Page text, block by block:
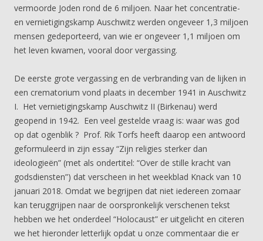
vermoorde Joden rond de 6 miljoen. Naar het concentratie-
en vernietigingskamp Auschwitz werden ongeveer 1,3 miljoen
mensen gedeporteerd, van wie er ongeveer 1,1 miljoen om
het leven kwamen, vooral door vergassing.
De eerste grote vergassing en de verbranding van de lijken in
een crematorium vond plaats in december 1941 in Auschwitz
I. Het vernietigingskamp Auschwitz II (Birkenau) werd
geopend in 1942. Een veel gestelde vraag is: waar was god
op dat ogenblik ? Prof. Rik Torfs heeft daarop een antwoord
geformuleerd in zijn essay “Zijn religies sterker dan
ideologieën” (met als ondertitel: “Over de stille kracht van
godsdiensten”) dat verscheen in het weekblad Knack van 10
januari 2018. Omdat we begrijpen dat niet iedereen zomaar
kan teruggrijpen naar de oorspronkelijk verschenen tekst
hebben we het onderdeel “Holocaust” er uitgelicht en citeren
we het hieronder letterlijk opdat u onze commentaar die er